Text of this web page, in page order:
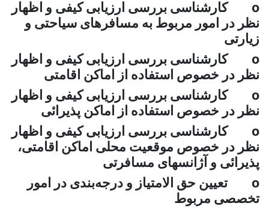
o کارشناسی بررسی ارزیابی کیفی و اظهار
نظر در امور مربوط به مسافرهای سیاحتی و
زیارتی
o کارشناسی بررسی ارزیابی کیفی و اظهار
نظر در خصوص استفاده از اماکن اقامتی
o کارشناسی بررسی ارزیابی کیفی و اظهار
نظر در خصوص استفاده از اماکن پذیرائی
o کارشناسی بررسی ارزیابی کیفی و اظهار
نظر در خصوص موقعیت محلی اماکن اقامتی،
پذیرائی و آژانسهای مسافرتی
o تعیین حق الامتیاز و درجه‌‌بندی در امور
تخصصی مربوط